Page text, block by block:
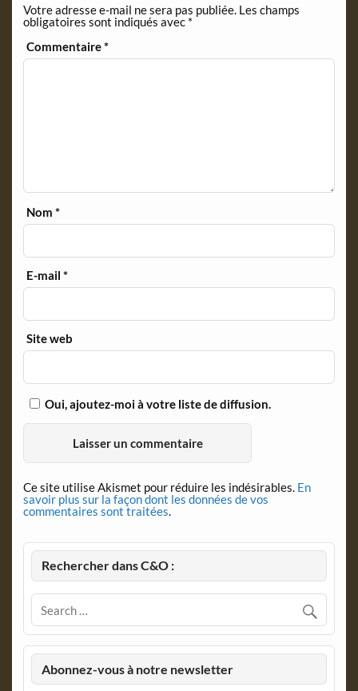
d
l
y
Votre adresse e-mail ne sera pas publiée. Les champs
obligatoires sont indiqués avec *
Commentaire*
Nom*
E-mail*
Site web
Oui, ajoutez-moi à votre liste de diffusion.
Ce site utilise Akismet pour réduire les indésirables. En
savoir plus sur la façon dont les données de vos
commentaires sont traitées.
Rechercher dans C&O :
Abonnez-vous à notre newsletter